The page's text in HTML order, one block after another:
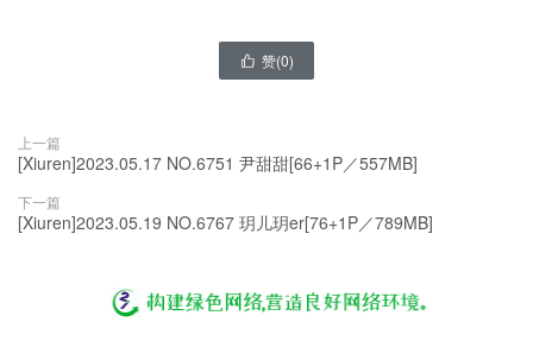
 赞(0)
上一篇
[Xiuren]2023.05.17 NO.6751 尹甜甜[66+1P／557MB]
下一篇
[Xiuren]2023.05.19 NO.6767 玥儿玥er[76+1P／789MB]